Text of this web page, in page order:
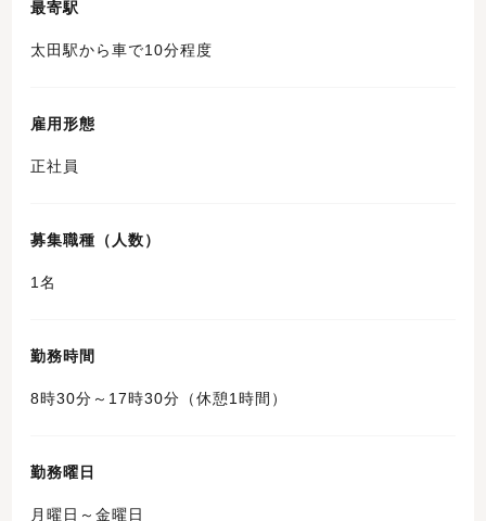
最寄駅
太田駅から車で10分程度
雇用形態
正社員
募集職種（人数）
1名
勤務時間
8時30分～17時30分（休憩1時間）
勤務曜日
月曜日～金曜日